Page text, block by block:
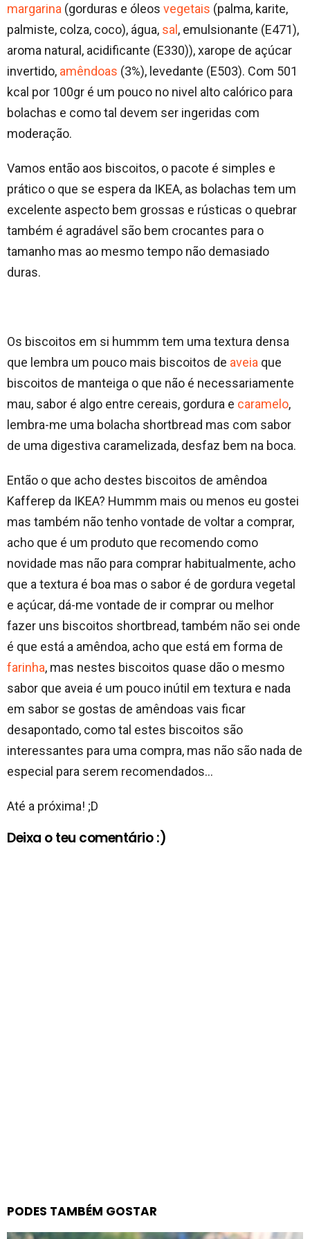
margarina (gorduras e óleos vegetais (palma, karite,
palmiste, colza, coco), água, sal, emulsionante (E471),
aroma natural, acidificante (E330)), xarope de açúcar
invertido, amêndoas (3%), levedante (E503). Com 501
kcal por 100gr é um pouco no nivel alto calórico para
bolachas e como tal devem ser ingeridas com
moderação.
Vamos então aos biscoitos, o pacote é simples e
prático o que se espera da IKEA, as bolachas tem um
excelente aspecto bem grossas e rústicas o quebrar
também é agradável são bem crocantes para o
tamanho mas ao mesmo tempo não demasiado
duras.
Os biscoitos em si hummm tem uma textura densa
que lembra um pouco mais biscoitos de aveia que
biscoitos de manteiga o que não é necessariamente
mau, sabor é algo entre cereais, gordura e caramelo,
lembra-me uma bolacha shortbread mas com sabor
de uma digestiva caramelizada, desfaz bem na boca.
Então o que acho destes biscoitos de amêndoa
Kafferep da IKEA? Hummm mais ou menos eu gostei
mas também não tenho vontade de voltar a comprar,
acho que é um produto que recomendo como
novidade mas não para comprar habitualmente, acho
que a textura é boa mas o sabor é de gordura vegetal
e açúcar, dá-me vontade de ir comprar ou melhor
fazer uns biscoitos shortbread, também não sei onde
é que está a amêndoa, acho que está em forma de
farinha, mas nestes biscoitos quase dão o mesmo
sabor que aveia é um pouco inútil em textura e nada
em sabor se gostas de amêndoas vais ficar
desapontado, como tal estes biscoitos são
interessantes para uma compra, mas não são nada de
especial para serem recomendados…
Até a próxima! ;D
Deixa o teu comentário :)
PODES TAMBÉM GOSTAR